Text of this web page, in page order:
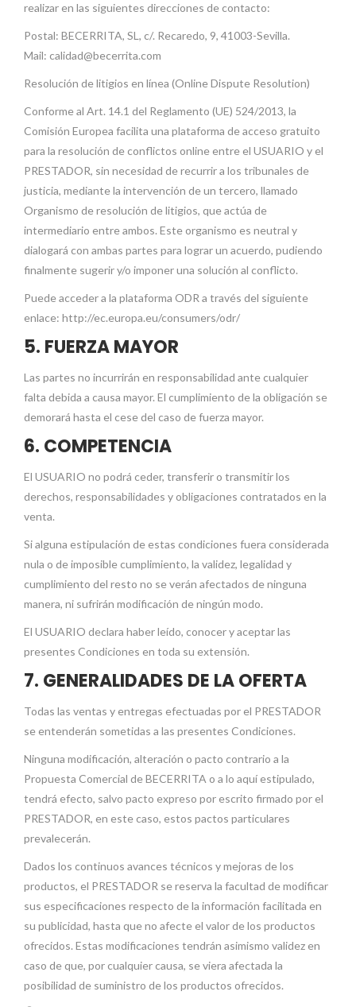
realizar en las siguientes direcciones de contacto:
Postal: BECERRITA, SL, c/. Recaredo, 9, 41003-Sevilla.
Mail: calidad@becerrita.com
Resolución de litigios en línea (Online Dispute Resolution)
Conforme al Art. 14.1 del Reglamento (UE) 524/2013, la
Comisión Europea facilita una plataforma de acceso gratuito
para la resolución de conflictos online entre el USUARIO y el
PRESTADOR, sin necesidad de recurrir a los tribunales de
justicia, mediante la intervención de un tercero, llamado
Organismo de resolución de litigios, que actúa de
intermediario entre ambos. Este organismo es neutral y
dialogará con ambas partes para lograr un acuerdo, pudiendo
finalmente sugerir y/o imponer una solución al conflicto.
Puede acceder a la plataforma ODR a través del siguiente
enlace: http://ec.europa.eu/consumers/odr/
5. FUERZA MAYOR
Las partes no incurrirán en responsabilidad ante cualquier
falta debida a causa mayor. El cumplimiento de la obligación se
demorará hasta el cese del caso de fuerza mayor.
6. COMPETENCIA
El USUARIO no podrá ceder, transferir o transmitir los
derechos, responsabilidades y obligaciones contratados en la
venta.
Si alguna estipulación de estas condiciones fuera considerada
nula o de imposible cumplimiento, la validez, legalidad y
cumplimiento del resto no se verán afectados de ninguna
manera, ni sufrirán modificación de ningún modo.
El USUARIO declara haber leído, conocer y aceptar las
presentes Condiciones en toda su extensión.
7. GENERALIDADES DE LA OFERTA
Todas las ventas y entregas efectuadas por el PRESTADOR
se entenderán sometidas a las presentes Condiciones.
Ninguna modificación, alteración o pacto contrario a la
Propuesta Comercial de BECERRITA o a lo aquí estipulado,
tendrá efecto, salvo pacto expreso por escrito firmado por el
PRESTADOR, en este caso, estos pactos particulares
prevalecerán.
Dados los continuos avances técnicos y mejoras de los
productos, el PRESTADOR se reserva la facultad de modificar
sus especificaciones respecto de la información facilitada en
su publicidad, hasta que no afecte el valor de los productos
ofrecidos. Estas modificaciones tendrán asimismo validez en
caso de que, por cualquier causa, se viera afectada la
posibilidad de suministro de los productos ofrecidos.